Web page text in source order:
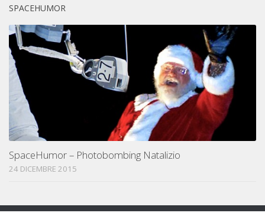
SPACEHUMOR
SpaceHumor – Photobombing Natalizio
24 DICEMBRE 2015